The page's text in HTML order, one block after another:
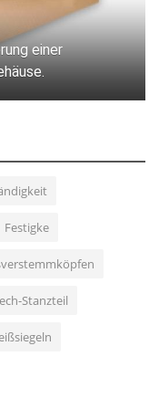
für PEI-
Festigke
Stanzteil